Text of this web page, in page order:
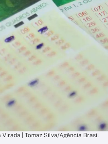
Virada | Tomaz Silva/Agência Brasil